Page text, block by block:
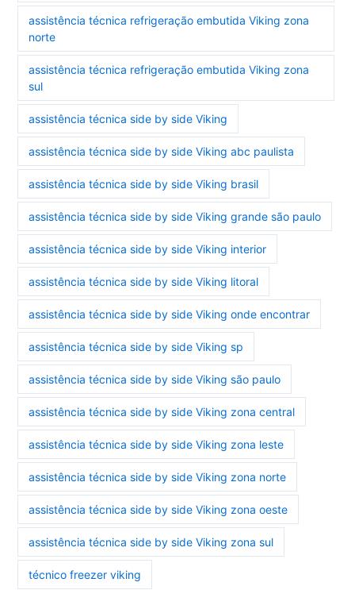
assistência técnica refrigeração embutida Viking zona
norte
assistência técnica refrigeração embutida Viking zona
sul
assistência técnica side by side Viking
assistência técnica side by side Viking abc paulista
assistência técnica side by side Viking brasil
assistência técnica side by side Viking grande são paulo
assistência técnica side by side Viking interior
assistência técnica side by side Viking litoral
assistência técnica side by side Viking onde encontrar
assistência técnica side by side Viking sp
assistência técnica side by side Viking são paulo
assistência técnica side by side Viking zona central
assistência técnica side by side Viking zona leste
assistência técnica side by side Viking zona norte
assistência técnica side by side Viking zona oeste
assistência técnica side by side Viking zona sul
técnico freezer viking